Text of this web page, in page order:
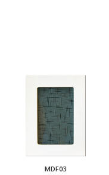
MDF03